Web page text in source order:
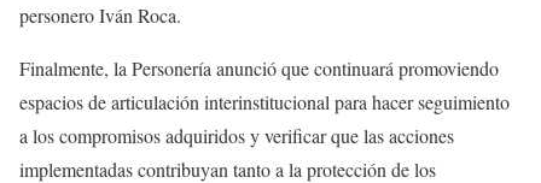
personero Iván Roca.
Finalmente, la Personería anunció que continuará promoviendo
espacios de articulación interinstitucional para hacer seguimiento
a los compromisos adquiridos y verificar que las acciones
implementadas contribuyan tanto a la protección de los